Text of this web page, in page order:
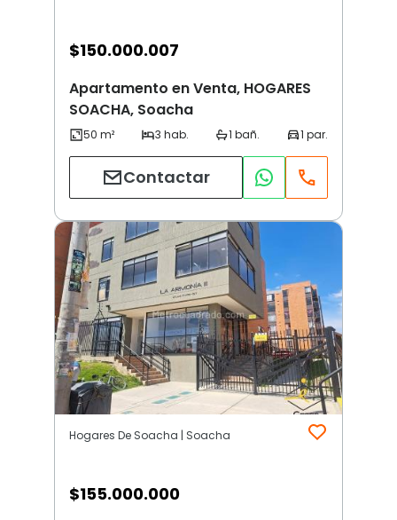
$150.000.007
Apartamento en Venta, HOGARES
SOACHA, Soacha
Contactar
Hogares De Soacha | Soacha
$155.000.000